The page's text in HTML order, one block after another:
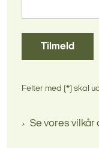
Tilmeld
Felter med (*) skal
Se vores vilkår